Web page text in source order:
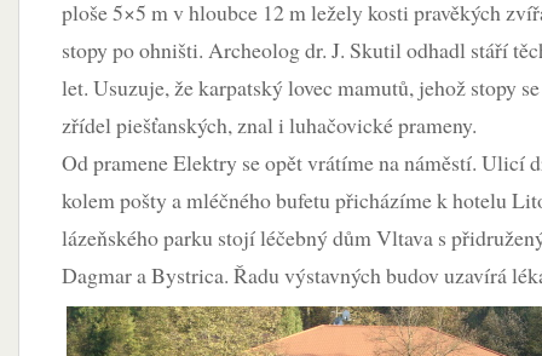
ploše 5×5 m v hloubce 12 m ležely kosti pravěkých
stopy po ohništi. Archeolog dr. J. Skutil odhadl stáří
let. Usuzuje, že karpatský lovec mamutů, jehož stopy
zřídel piešťanských, znal i luhačovické prameny.
Od pramene Elektry se opět vrátíme na náměstí. Ulicí
kolem pošty a mléčného bufetu přicházíme k hotelu
lázeňského parku stojí léčebný dům Vltava s
Dagmar a Bystrica. Řadu výstavných budov uzavírá